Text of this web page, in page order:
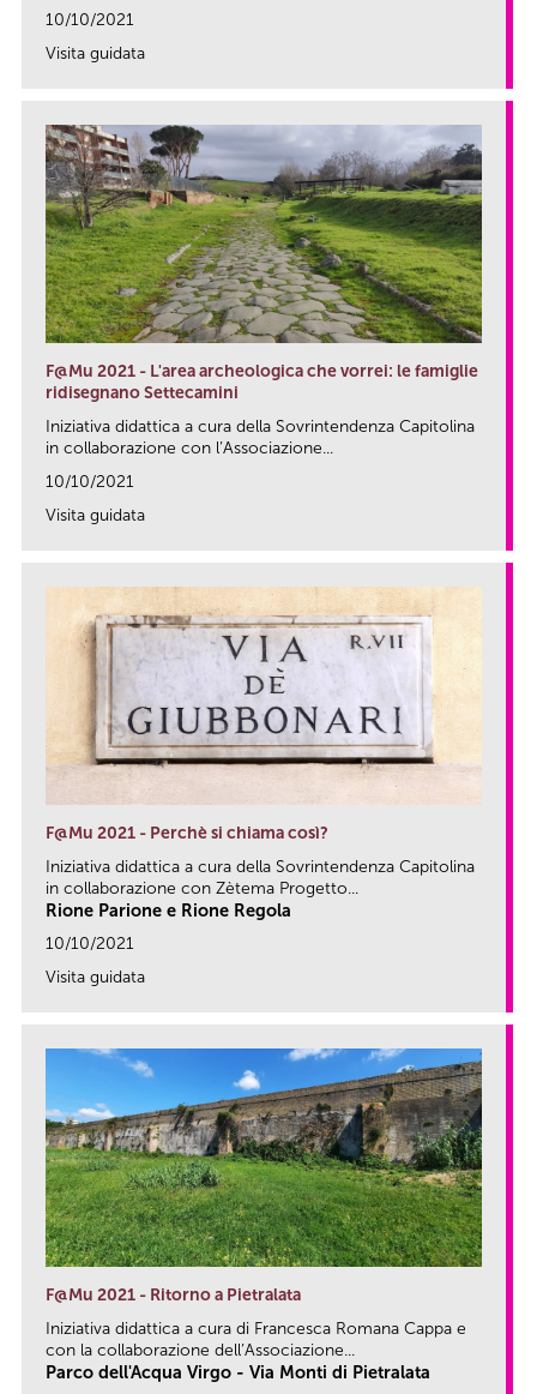
10/10/2021
Visita guidata
F@Mu 2021 - L'area archeologica che vorrei: le famiglie
ridisegnano Settecamini
Iniziativa didattica a cura della Sovrintendenza Capitolina
in collaborazione con l’Associazione...
10/10/2021
Visita guidata
F@Mu 2021 - Perchè si chiama così?
Iniziativa didattica a cura della Sovrintendenza Capitolina
in collaborazione con Zètema Progetto...
Rione Parione e Rione Regola
10/10/2021
Visita guidata
F@Mu 2021 - Ritorno a Pietralata
Iniziativa didattica a cura di Francesca Romana Cappa e
con la collaborazione dell’Associazione...
Parco dell'Acqua Virgo - Via Monti di Pietralata